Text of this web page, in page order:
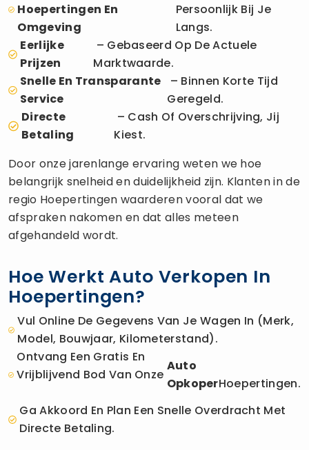
Hoepertingen En
Omgeving
Persoonlijk Bij Je
Langs.
Eerlijke
Prijzen
– Gebaseerd Op De Actuele
Marktwaarde.
Snelle En Transparante
Service
– Binnen Korte Tijd
Geregeld.
Directe
Betaling
– Cash Of Overschrijving, Jij
Kiest.
Door onze jarenlange ervaring weten we hoe
belangrijk snelheid en duidelijkheid zijn. Klanten in de
regio Hoepertingen waarderen vooral dat we
afspraken nakomen en dat alles meteen
afgehandeld wordt.
Hoe Werkt Auto Verkopen In
Hoepertingen?
Vul Online De Gegevens Van Je Wagen In (merk,
Model, Bouwjaar, Kilometerstand).
Ontvang Een Gratis En
Vrijblijvend Bod Van Onze
Auto
OpkoperHoepertingen.
Ga Akkoord En Plan Een Snelle Overdracht Met
Directe Betaling.